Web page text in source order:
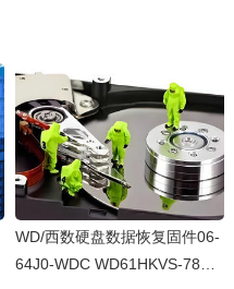
WD/西数硬盘数据恢复固件06-
64J0-WDC WD61HKVS-78AU